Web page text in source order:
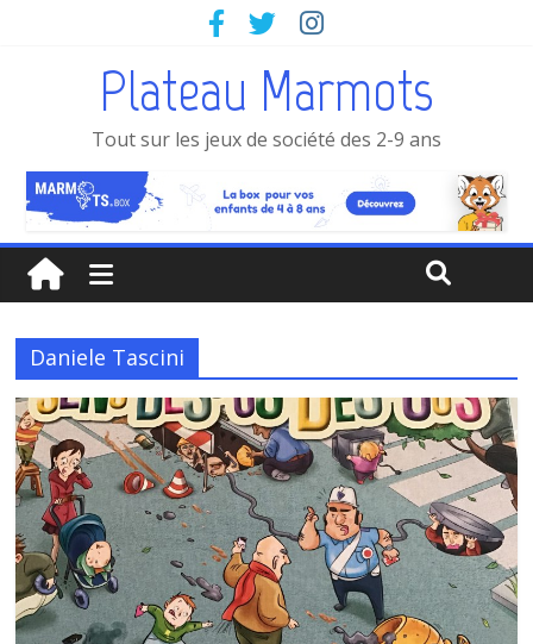
Plateau Marmots
Tout sur les jeux de société des 2-9 ans
Daniele Tascini